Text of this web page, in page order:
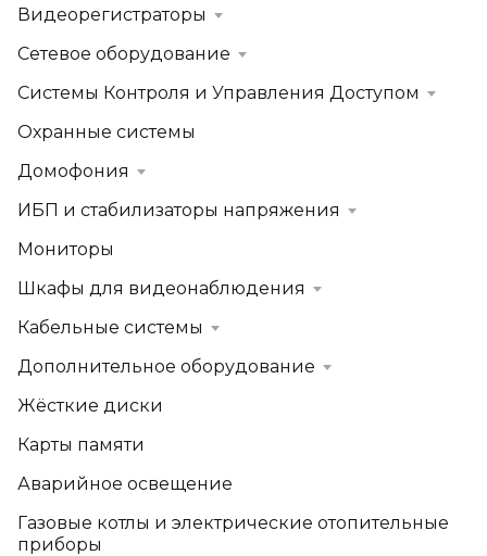
Видеорегистраторы
Сетевое оборудование
Системы Контроля и Управления Доступом
Охранные системы
Домофония
ИБП и стабилизаторы напряжения
Мониторы
Шкафы для видеонаблюдения
Кабельные системы
Дополнительное оборудование
Жёсткие диски
Карты памяти
Аварийное освещение
Газовые котлы и электрические отопительные
приборы